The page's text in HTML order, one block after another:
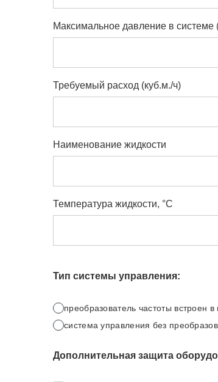
Максимальное давление в системе
Требуемый расход (куб.м./ч)
Наименование жидкости
Температура жидкости, °C
Тип системы управления:
преобразователь частоты встроен в
система управления без
Дополнительная защита